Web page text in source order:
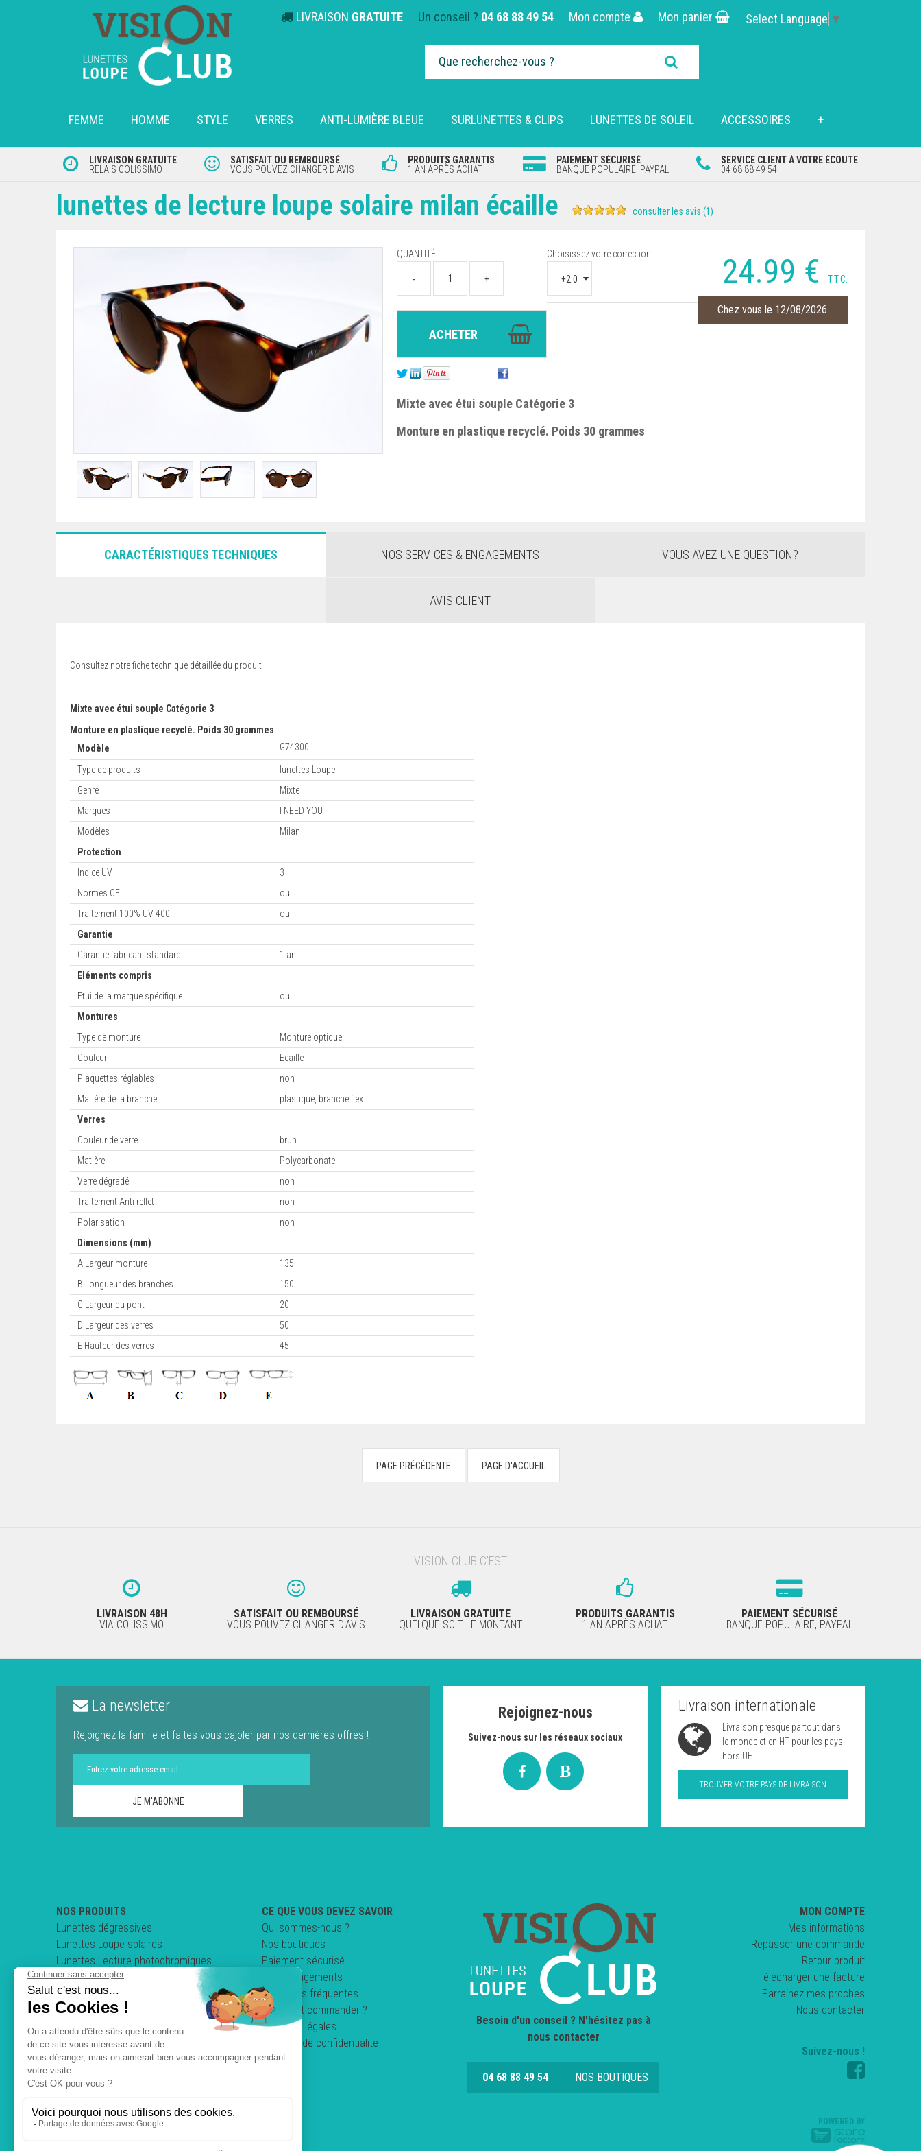
LIVRAISON GRATUITE Un conseil ? 04 68 88 49 54 Mon compte Mon panier Select Language ▼
FEMME HOMME STYLE VERRES ANTI-LUMIÈRE BLEUE SURLUNETTES & CLIPS LUNETTES DE SOLEIL ACCESSOIRES +
LIVRAISON GRATUITE
RELAIS COLISSIMO
SATISFAIT OU REMBOURSÉ
VOUS POUVEZ CHANGER D'AVIS
PRODUITS GARANTIS
1 AN APRÈS ACHAT
PAIEMENT SÉCURISÉ
BANQUE POPULAIRE, PAYPAL
SERVICE CLIENT À VOTRE ÉCOUTE
04 68 88 49 54
lunettes de lecture loupe solaire milan écaille consulter les avis (1)
24.99 € T.T.C.
Chez vous le 12/08/2026
QUANTITÉ Choisissez votre correction :
Mixte avec étui souple Catégorie 3
Monture en plastique recyclé. Poids 30 grammes
CARACTÉRISTIQUES TECHNIQUES NOS SERVICES & ENGAGEMENTS VOUS AVEZ UNE QUESTION?
AVIS CLIENT
Consultez notre fiche technique détaillée du produit :
Mixte avec étui souple Catégorie 3
Monture en plastique recyclé. Poids 30 grammes
Modèle
G74300
Type de produits
lunettes Loupe
Genre
Mixte
Marques
I NEED YOU
Modèles
Milan
Protection
Indice UV
3
Normes CE
oui
Traitement 100% UV 400
oui
Garantie
Garantie fabricant standard
1 an
Eléments compris
Etui de la marque spécifique
oui
Montures
Type de monture
Monture optique
Couleur
Ecaille
Plaquettes réglables
non
Matière de la branche
plastique, branche flex
Verres
Couleur de verre
brun
Matière
Polycarbonate
Verre dégradé
non
Traitement Anti reflet
non
Polarisation
non
Dimensions (mm)
A Largeur monture
135
B Longueur des branches
150
C Largeur du pont
20
D Largeur des verres
50
E Hauteur des verres
45
VISION CLUB C'EST
LIVRAISON 48H
VIA COLISSIMO
SATISFAIT OU REMBOURSÉ
VOUS POUVEZ CHANGER D'AVIS
LIVRAISON GRATUITE
QUELQUE SOIT LE MONTANT
PRODUITS GARANTIS
1 AN APRÈS ACHAT
PAIEMENT SÉCURISÉ
BANQUE POPULAIRE, PAYPAL
La newsletter
Rejoignez la famille et faites-vous cajoler par nos dernières offres !
Rejoignez-nous
Suivez-nous sur les réseaux sociaux
Livraison internationale
Livraison presque partout dans
le monde et en HT pour les pays
hors UE
TROUVER VOTRE PAYS DE LIVRAISON
NOS PRODUITS
Lunettes dégressives
Lunettes Loupe solaires
Lunettes Lecture photochromiques
Lunettes loupe pliables
Clips & Sur-lunettes
Lunettes de conduite
CE QUE VOUS DEVEZ SAVOIR
Qui sommes-nous ?
Nos boutiques
Paiement sécurisé
Nos engagements
Questions fréquentes
Comment commander ?
Mentions légales
Politique de confidentialité
C.G.V
Besoin d'un conseil ? N'hésitez pas à
nous contacter
04 68 88 49 54 NOS BOUTIQUES
MON COMPTE
Mes informations
Repasser une commande
Retour produit
Télécharger une facture
Parrainez mes proches
Nous contacter
Suivez-nous !
POWERED BY